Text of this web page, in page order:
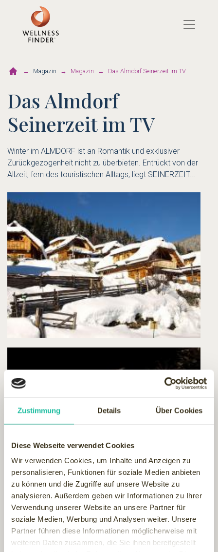
Zustimmung Details Über Cookies
Diese Webseite verwendet Cookies
Wir verwenden Cookies, um Inhalte und Anzeigen zu
personalisieren, Funktionen für soziale Medien anbieten
zu können und die Zugriffe auf unsere Website zu
analysieren. Außerdem geben wir Informationen zu Ihrer
Verwendung unserer Website an unsere Partner für
soziale Medien, Werbung und Analysen weiter. Unsere
Partner führen diese Informationen möglicherweise mit
weiteren Daten zusammen, die Sie ihnen bereitgestellt
Magazin Magazin Das Almdorf Seinerzeit im TV
Das Almdorf
Seinerzeit im TV
Winter im ALMDORF ist an Romantik und exklusiver
Zurückgezogenheit nicht zu überbieten. Entrückt von der
Allzeit, fern des touristischen Alltags, liegt SEINERZEIT...
... und jetzt können Sie - beim sonntäglichen
Nachmittagskaffee am
Sonntag den 7.2.2010 um 16:00 Uhr im Ersten (ARD)
beimALMDORF SEINERZEIT"vorbei schauen" dank der
Sendung